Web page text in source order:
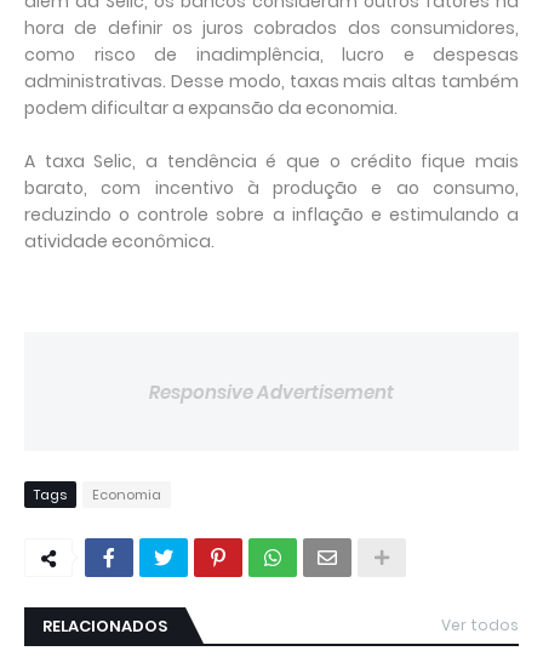
hora de definir os juros cobrados dos consumidores,
como risco de inadimplência, lucro e despesas
administrativas. Desse modo, taxas mais altas também
podem dificultar a expansão da economia.
A taxa Selic, a tendência é que o crédito fique mais
barato, com incentivo à produção e ao consumo,
reduzindo o controle sobre a inflação e estimulando a
atividade econômica.
Responsive Advertisement
Tags Economia
RELACIONADOS Ver todos